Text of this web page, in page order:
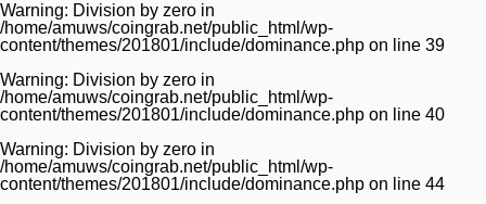
Warning: Division by zero in
/home/amuws/coingrab.net/public_html/wp-
content/themes/201801/include/dominance.php on line 39
Warning: Division by zero in
/home/amuws/coingrab.net/public_html/wp-
content/themes/201801/include/dominance.php on line 40
Warning: Division by zero in
/home/amuws/coingrab.net/public_html/wp-
content/themes/201801/include/dominance.php on line 44